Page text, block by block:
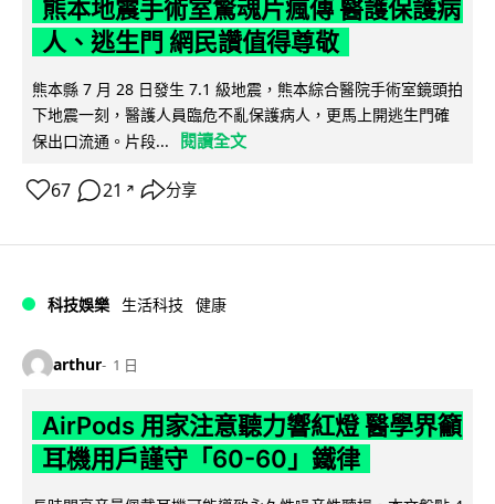
熊本地震手術室驚魂片瘋傳 醫護保護病
人、逃生門 網民讚值得尊敬
熊本縣 7 月 28 日發生 7.1 級地震，熊本綜合醫院手術室鏡頭拍
下地震一刻，醫護人員臨危不亂保護病人，更馬上開逃生門確
保出口流通。片段...
閱讀全文
67 21 ↗ 分享
科技娛樂 生活科技 健康
arthur 1 日
AirPods 用家注意聽力響紅燈 醫學界籲
耳機用戶謹守「60-60」鐵律